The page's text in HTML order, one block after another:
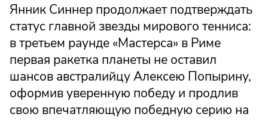
Янник Синнер продолжает подтверждать
статус главной звезды мирового тенниса:
в третьем раунде «Мастерса» в Риме
первая ракетка планеты не оставил
шансов австралийцу Алексею Попырину,
оформив уверенную победу и продлив
свою впечатляющую победную серию на